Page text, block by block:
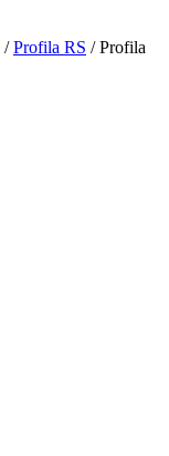
/Profila RS /Profila